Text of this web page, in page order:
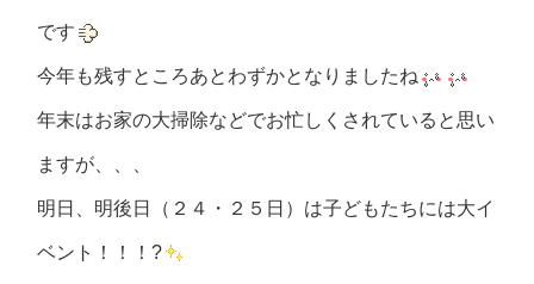
です
今年も残すところあとわずかとなりましたね
年末はお家の大掃除などでお忙しくされていると思い
ますが、、、
明日、明後日（２４・２５日）は子どもたちには大イ
ベント！！！?